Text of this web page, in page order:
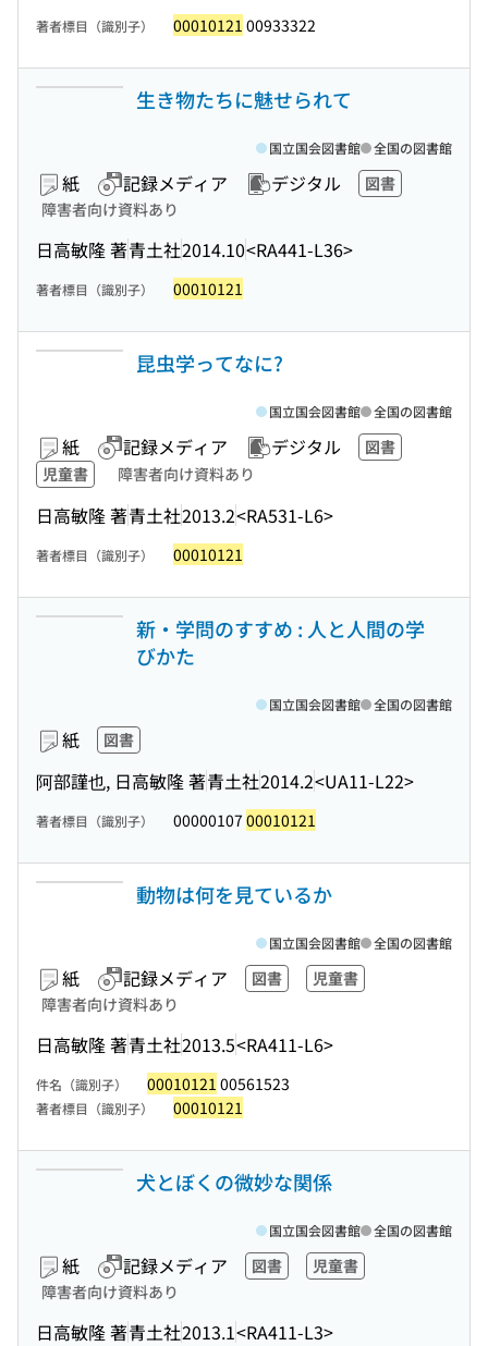
著者標目（識別子） 00010121 00933322
生き物たちに魅せられて
紙 記録メディア デジタル
図書
障害者向け資料あり
日高敏隆 著青土社2014.10<RA441-L36>
国立国会図書館 全国の図書館
著者標目（識別子） 00010121
昆虫学ってなに?
紙 記録メディア デジタル
図書
児童書
障害者向け資料あり
日高敏隆 著青土社2013.2<RA531-L6>
国立国会図書館 全国の図書館
著者標目（識別子） 00010121
新・学問のすすめ : 人と人間の学
びかた
紙 図書
阿部謹也, 日高敏隆 著青土社2014.2<UA11-L22>
国立国会図書館 全国の図書館
著者標目（識別子） 00000107 00010121
動物は何を見ているか
紙 記録メディア 図書
児童書
障害者向け資料あり
日高敏隆 著青土社2013.5<RA411-L6>
国立国会図書館 全国の図書館
件名（識別子） 00010121 00561523
著者標目（識別子） 00010121
犬とぼくの微妙な関係
紙 記録メディア 図書
児童書
障害者向け資料あり
日高敏隆 著青土社2013.1<RA411-L3>
国立国会図書館 全国の図書館